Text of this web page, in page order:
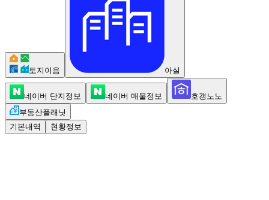
토지이음 아실
네이버 단지정보 네이버 매물정보
호갱노노
부동산플래닛
기본내역
현황정보